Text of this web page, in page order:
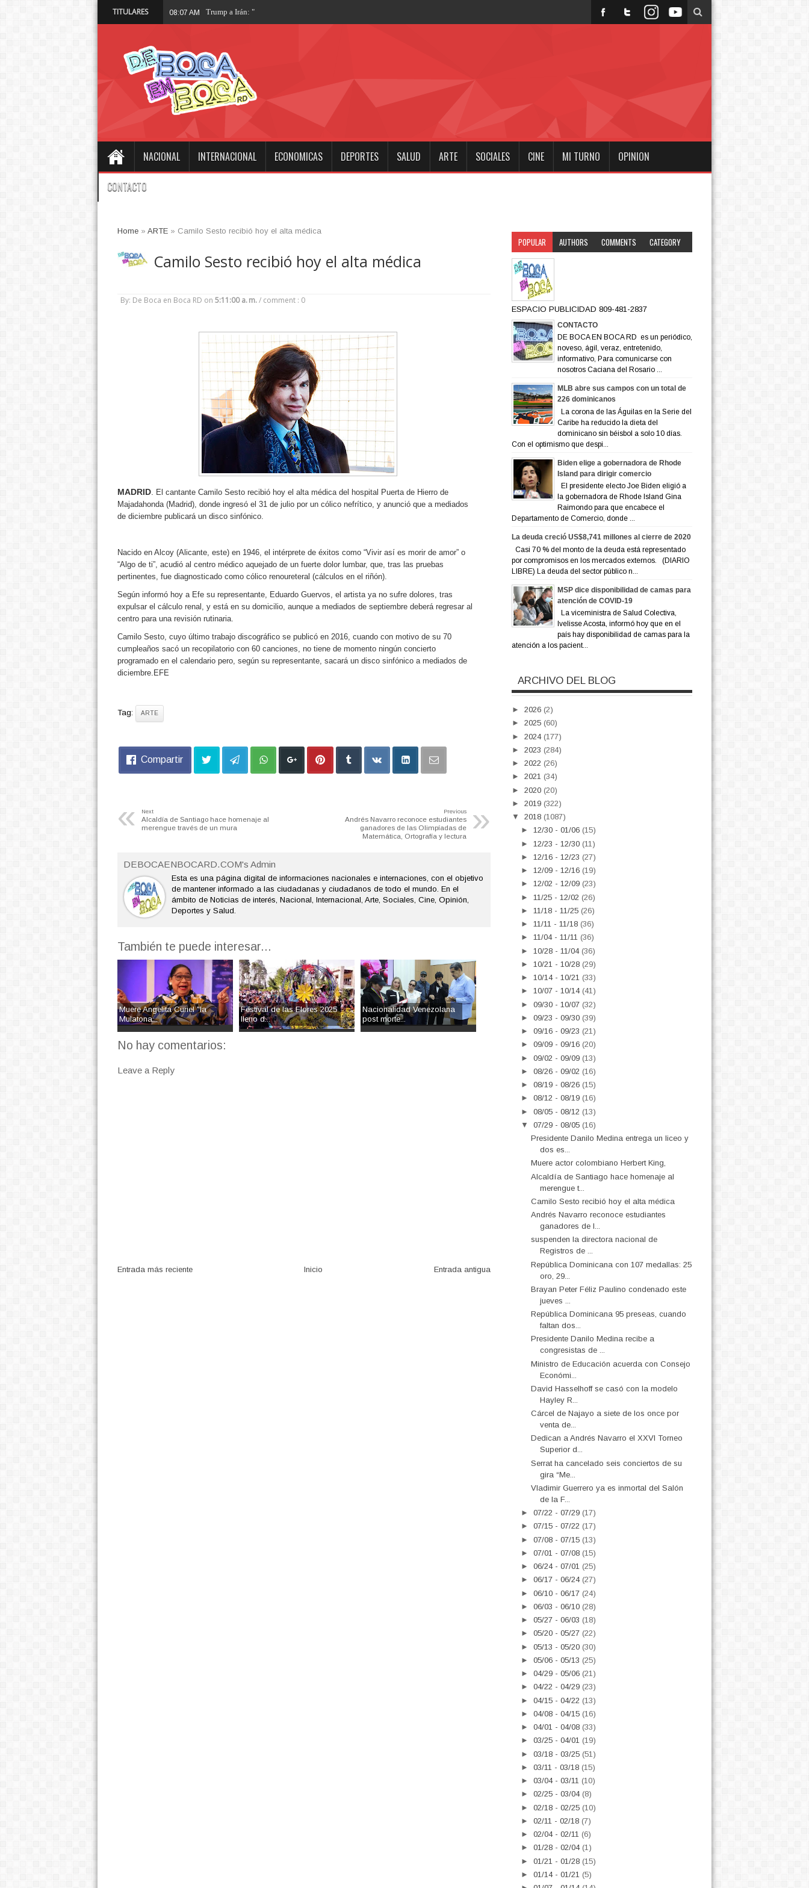
TITULARES 08:07 AM Trump a Irán: "Esta noche morirá toda una civil
NACIONAL INTERNACIONAL ECONOMICAS DEPORTES SALUD ARTE SOCIALES CINE MI TURNO OPINION
CONTACTO
Home» ARTE» Camilo Sesto recibió hoy el alta médica
Camilo Sesto recibió hoy el alta médica
By: De Boca en Boca RD on 5:11:00 a. m. / comment : 0
MADRID.
El cantante Camilo Sesto recibió hoy el alta médica del hospital Puerta de Hierro de
Majadahonda (Madrid), donde ingresó el 31 de julio por un cólico nefrítico, y anunció que a mediados
de diciembre publicará un disco sinfónico.
Nacido en Alcoy (Alicante, este) en 1946, el intérprete de éxitos como “Vivir así es morir de amor” o
“Algo de ti”, acudió al centro médico aquejado de un fuerte dolor lumbar, que, tras las pruebas
pertinentes, fue diagnosticado como cólico renoureteral (cálculos en el riñón).
Según informó hoy a Efe su representante, Eduardo Guervos, el artista ya no sufre dolores, tras
expulsar el cálculo renal, y está en su domicilio, aunque a mediados de septiembre deberá regresar al
centro para una revisión rutinaria.
Camilo Sesto, cuyo último trabajo discográfico se publicó en 2016, cuando con motivo de su 70
cumpleaños sacó un recopilatorio con 60 canciones, no tiene de momento ningún concierto
programado en el calendario pero, según su representante, sacará un disco sinfónico a mediados de
diciembre.EFE
Tag: ARTE
Compartir
« Next
Alcaldía de Santiago hace homenaje al
merengue través de un mura
»
Previous
Andrés Navarro reconoce estudiantes
ganadores de las Olimpíadas de
Matemática, Ortografía y lectura
DEBOCAENBOCARD.COM's Admin
Esta es una página digital de informaciones nacionales e internaciones, con el objetivo
de mantener informado a las ciudadanas y ciudadanos de todo el mundo. En el
ámbito de Noticias de interés, Nacional, Internacional, Arte, Sociales, Cine, Opinión,
Deportes y Salud.
También te puede interesar...
Muere Angelita Curiel "la
Mulatona...
Festival de las Flores 2025
lleno d...
Nacionalidad Venezolana
post morte...
No hay comentarios:
Leave a Reply
Entrada más reciente Entrada antigua
Inicio
POPULAR AUTHORS COMMENTS CATEGORY
ESPACIO PUBLICIDAD 809-481-2837
CONTACTO
DE BOCA EN BOCA RD es un periódico,
noveso, ágil, veraz, entretenido,
informativo, Para comunicarse con
nosotros Caciana del Rosario ...
MLB abre sus campos con un total de
226 dominicanos
La corona de las Águilas en la Serie del
Caribe ha reducido la dieta del
dominicano sin béisbol a solo 10 días.
Con el optimismo que despi...
Biden elige a gobernadora de Rhode
Island para dirigir comercio
El presidente electo Joe Biden eligió a
la gobernadora de Rhode Island Gina
Raimondo para que encabece el
Departamento de Comercio, donde ...
La deuda creció US$8,741 millones al cierre de 2020
Casi 70 % del monto de la deuda está representado
por compromisos en los mercados externos. (DIARIO
LIBRE) La deuda del sector público n...
MSP dice disponibilidad de camas para
atención de COVID-19
La viceministra de Salud Colectiva,
Ivelisse Acosta, informó hoy que en el
país hay disponibilidad de camas para la
atención a los pacient...
ARCHIVO DEL BLOG
► 2026 (2)
► 2025 (60)
► 2024 (177)
► 2023 (284)
► 2022 (26)
► 2021 (34)
► 2020 (20)
► 2019 (322)
▼ 2018 (1087)
►12/30 - 01/06 (15)
► 12/23 - 12/30 (11)
► 12/16 - 12/23 (27)
►12/09 - 12/16 (19)
►12/02 - 12/09 (23)
► 11/25 - 12/02 (26)
► 11/18 - 11/25 (26)
►11/11 - 11/18 (36)
►11/04 - 11/11 (36)
► 10/28 - 11/04 (36)
► 10/21 - 10/28 (29)
►10/14 - 10/21 (33)
►10/07 - 10/14 (41)
►09/30 - 10/07 (32)
►09/23 - 09/30 (39)
►09/16 - 09/23 (21)
►09/09 - 09/16 (20)
►09/02 - 09/09 (13)
►08/26 - 09/02 (16)
►08/19 - 08/26 (15)
►08/12 - 08/19 (16)
►08/05 - 08/12 (13)
▼07/29 - 08/05 (16)
Presidente Danilo Medina entrega un liceo y
dos es...
Muere actor colombiano Herbert King,
Alcaldía de Santiago hace homenaje al
merengue t...
Camilo Sesto recibió hoy el alta médica
Andrés Navarro reconoce estudiantes
ganadores de l...
suspenden la directora nacional de
Registros de ...
República Dominicana con 107 medallas: 25
oro, 29...
Brayan Peter Féliz Paulino condenado este
jueves ...
República Dominicana 95 preseas, cuando
faltan dos...
Presidente Danilo Medina recibe a
congresistas de ...
Ministro de Educación acuerda con Consejo
Económi...
David Hasselhoff se casó con la modelo
Hayley R...
Cárcel de Najayo a siete de los once por
venta de...
Dedican a Andrés Navarro el XXVI Torneo
Superior d...
Serrat ha cancelado seis conciertos de su
gira “Me...
Vladimir Guerrero ya es inmortal del Salón
de la F...
►07/22 - 07/29 (17)
►07/15 - 07/22 (17)
►07/08 - 07/15 (13)
►07/01 - 07/08 (15)
►06/24 - 07/01 (25)
►06/17 - 06/24 (27)
►06/10 - 06/17 (24)
►06/03 - 06/10 (28)
►05/27 - 06/03 (18)
►05/20 - 05/27 (22)
►05/13 - 05/20 (30)
►05/06 - 05/13 (25)
►04/29 - 05/06 (21)
►04/22 - 04/29 (23)
►04/15 - 04/22 (13)
►04/08 - 04/15 (16)
►04/01 - 04/08 (33)
►03/25 - 04/01 (19)
►03/18 - 03/25 (51)
►03/11 - 03/18 (15)
►03/04 - 03/11 (10)
►02/25 - 03/04 (8)
►02/18 - 02/25 (10)
►02/11 - 02/18 (7)
►02/04 - 02/11 (6)
►01/28 - 02/04 (1)
►01/21 - 01/28 (15)
►01/14 - 01/21 (5)